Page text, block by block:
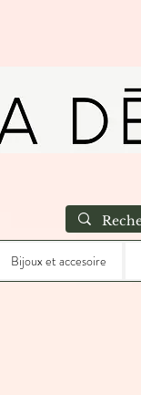
Bijoux et accesoire